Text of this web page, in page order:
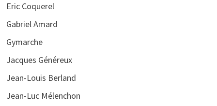
Eric Coquerel
Gabriel Amard
Gymarche
Jacques Généreux
Jean-Louis Berland
Jean-Luc Mélenchon